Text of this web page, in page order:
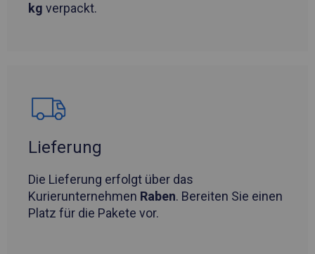
kg verpackt.
Lieferung
Die Lieferung erfolgt über das
Kurierunternehmen Raben. Bereiten Sie einen
Platz für die Pakete vor.